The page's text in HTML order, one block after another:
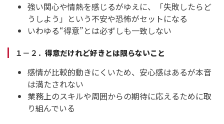
強い関心や情熱を感じるがゆえに、「失敗したらど
うしよう」という不安や恐怖がセットになる
いわゆる“得意”とは必ずしも一致しない
１－２． 得意だけれど好きとは限らないこと
感情が比較的動きにくいため、安心感はあるが本音
は満たされない
業務上のスキルや周囲からの期待に応えるために取
り組んでいる